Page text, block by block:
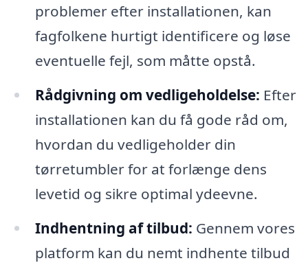
problemer efter installationen, kan
fagfolkene hurtigt identificere og løse
eventuelle fejl, som måtte opstå.
Rådgivning om vedligeholdelse: Efter
installationen kan du få gode råd om,
hvordan du vedligeholder din
tørretumbler for at forlænge dens
levetid og sikre optimal ydeevne.
Indhentning af tilbud: Gennem vores
platform kan du nemt indhente tilbud